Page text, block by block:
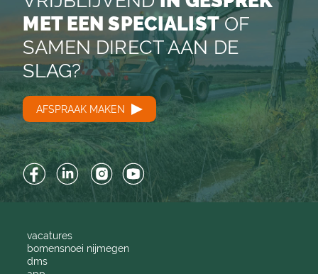
MET EEN SPECIALISTOF
SAMEN DIRECT AAN DE
SLAG?
AFSPRAAK MAKEN
FacebookLinkedInInstagramYouTube
vacatures
bomensnoei nijmegen
dms